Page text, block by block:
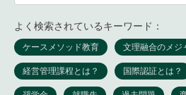
よく検索されているキーワード：